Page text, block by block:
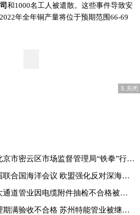
和1000名工人被遣散。这些事件导致安
年全年铜产量将位于预期范围66-69
X 关闭
云区市场监督管理局“铁拳”行动严查不合格电线电缆
国海洋会议 欧盟强化反对深海采矿立场
业因电缆附件抽检不合格被列入黑名单1年
不合格 苏州特能管业被继续暂停产品中标资格